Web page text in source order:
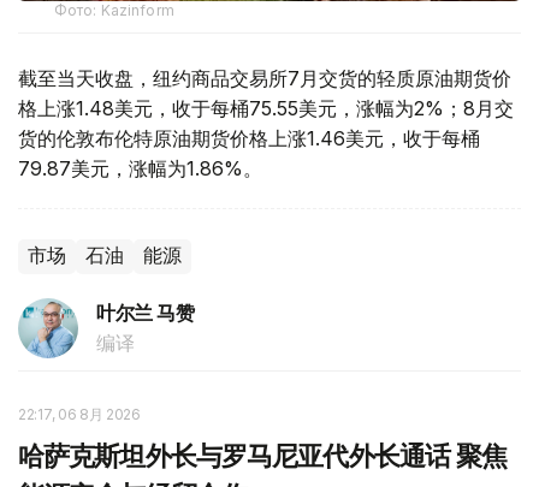
Фото: Kazinform
截至当天收盘，纽约商品交易所7月交货的轻质原油期货价
格上涨1.48美元，收于每桶75.55美元，涨幅为2%；8月交
货的伦敦布伦特原油期货价格上涨1.46美元，收于每桶
79.87美元，涨幅为1.86%。
市场 石油 能源
叶尔兰 马赞
编译
22:17, 06 8月 2026
哈萨克斯坦外长与罗马尼亚代外长通话 聚焦